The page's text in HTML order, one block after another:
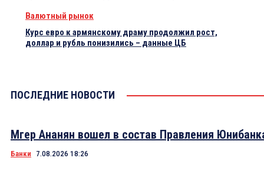
Валютный рынок
Курс евро к армянскому драму продолжил рост,
доллар и рубль понизились – данные ЦБ
ПОСЛЕДНИЕ НОВОСТИ
Мгер Ананян вошел в состав Правления
Банки 7.08.2026 18:26